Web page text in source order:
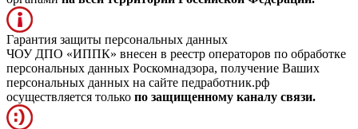
Гарантия защиты персональных данных
ЧОУ ДПО «ИППК» внесен в реестр операторов по обработке
персональных данных Роскомнадзора, получение Ваших
персональных данных на сайте педработник.рф
осуществляется только по защищенному каналу связи.